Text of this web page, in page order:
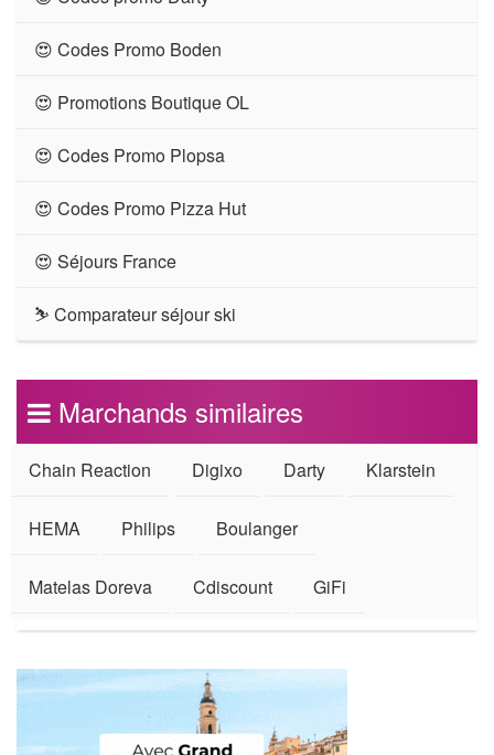
😍 Codes Promo Boden
😍 Promotions Boutique OL
😍 Codes Promo Plopsa
😍 Codes Promo Pizza Hut
😍 Séjours France
⛷ Comparateur séjour ski
Marchands similaires
Chain Reaction Digixo Darty Klarstein
HEMA Philips Boulanger
Matelas Doreva Cdiscount GiFi